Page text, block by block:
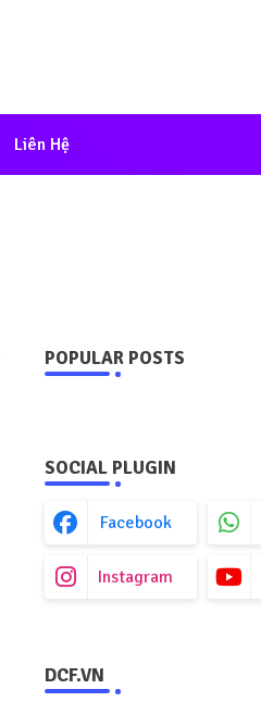
Liên Hệ
POPULAR POSTS
SOCIAL PLUGIN
Facebook
Instagram
DCF.VN